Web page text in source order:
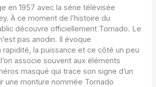
en 1957 avec la série télévisée
À ce moment de l’histoire du
découvre officiellement Tornado. Le
pas anodin. Il évoque
rapidité, la puissance et ce côté un peu
associe souvent aux éléments
masqué qui trace son signe d’un
une monture nommée Tornado